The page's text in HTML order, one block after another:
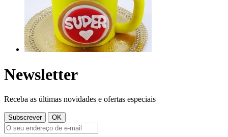
Newsletter
Receba as últimas novidades e ofertas especiais